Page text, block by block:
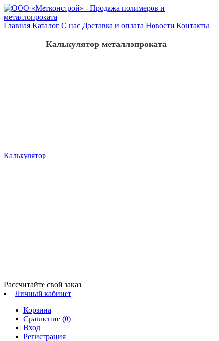
Главная Каталог О нас Доставка и оплата Новости Контакты
Калькулятор
Калькулятор металлопроката
Рассчитайте свой заказ
Личный кабинет
Корзина
Сравнение (0)
Вход
Регистрация